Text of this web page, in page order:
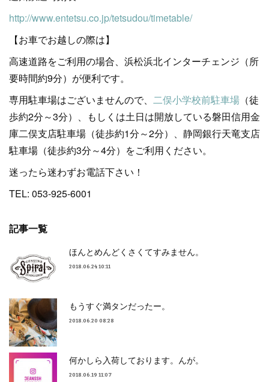
http://www.entetsu.co.jp/tetsudou/timetable/
【お車でお越しの際は】
高速道路をご利用の場合、浜松浜北インターチェンジ（所
要時間約9分）が便利です。
専用駐車場はございませんので、 二俣小学校前駐車場 （徒
歩約2分～3分）、もしくは土日は開放している磐田信用金
庫二俣支店駐車場（徒歩約1分～2分）、静岡銀行天竜支店
駐車場（徒歩約3分～4分）をご利用ください。
迷ったら迷わずお電話下さい！
TEL: 053-925-6001
記事一覧
ほんとめんどくさくてすみません。
2018.06.24 10:11
もうすぐ満タンだったー。
2018.06.20 08:28
何かしら入荷しております。んが。
2018.06.19 11:07